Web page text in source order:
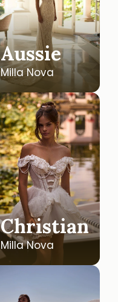
Aussie
Milla Nova
Christian
Milla Nova